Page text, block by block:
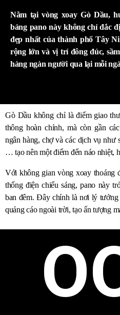
Nằm tại vòng xoay Gò Dầu,
bảng pano này không chỉ đắc
đẹp nhất của thành phố Tây
rộng lớn và vị trí đông đúc,
hàng ngàn người qua lại mỗi
Gò Dầu không chỉ là điểm giao
thông hoàn chỉnh, mà còn gần
ngân hàng, chợ và các dịch vụ như
… tạo nên một điểm đến náo nhiệt,
Với không gian vòng xoay thoáng
thống điện chiếu sáng, pano này
ban đêm. Đây chính là nơi lý tưởng
quảng cáo ngoài trời, tạo ấn tượng